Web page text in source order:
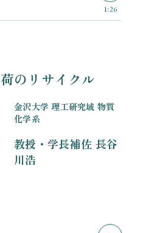
1:26
のリサイクル
金沢大学 理工研究域 物質
化学系
教授・学長補佐 長谷
川浩